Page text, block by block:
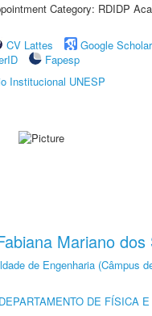
Category: RDIDP
CV Lattes
Google Scholar
Fapesp
Institucional UNESP
Mariano dos
de Engenharia (Câmpus
DEPARTAMENTO DE FÍSICA